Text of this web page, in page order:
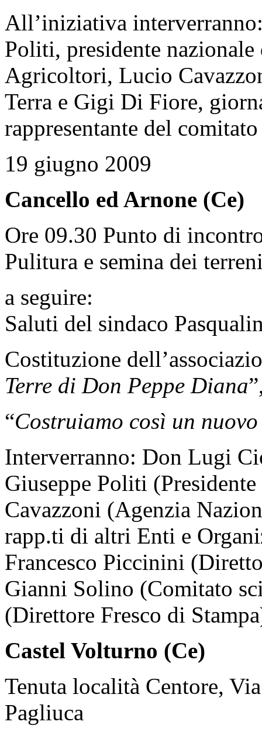
All’iniziativa
Politi, presidente
Agricoltori, Lucio
Terra e Gigi Di Fiore,
rappresentante del
19 giugno 2009
Cancello ed Arnone (Ce)
Ore 09.30 Punto di
Pulitura e semina dei
a seguire:
Saluti del sindaco
Costituzione
Terre di Don Peppe Diana
“Costruiamo così un
Interverranno: Don Lugi
Giuseppe Politi
Cavazzoni (Agenzia
rapp.ti di altri Enti e
Francesco Piccinini
Gianni Solino (Comitato
(Direttore Fresco di
Castel Volturno (Ce)
Tenuta località Centore,
Pagliuca